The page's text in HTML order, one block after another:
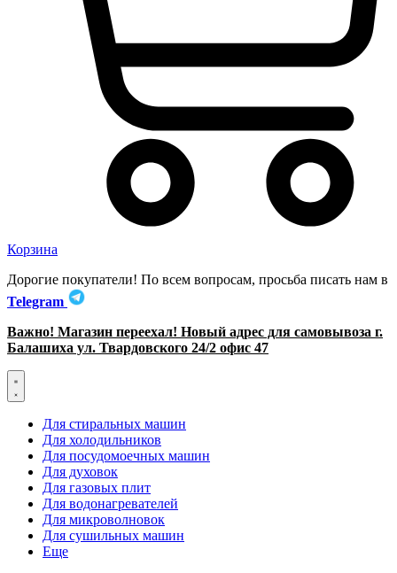
Корзина
Дорогие покупатели! По всем вопросам, просьба писать нам в
Telegram
Важно! Магазин переехал! Новый адрес для самовывоза г.
Балашиха ул. Твардовского 24/2 офис 47
Для стиральных машин
Для холодильников
Для посудомоечных машин
Для духовок
Для газовых плит
Для водонагревателей
Для микроволновок
Для сушильных машин
Еще